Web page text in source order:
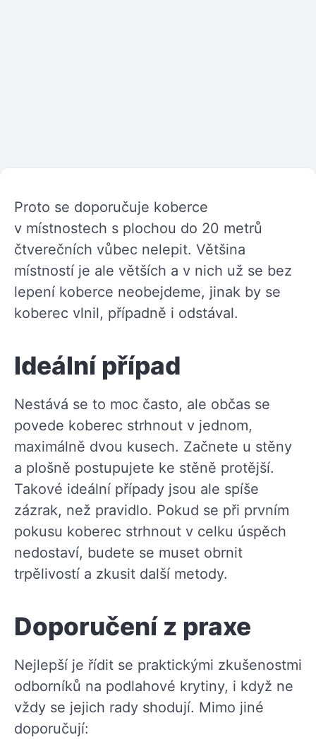
Proto se doporučuje koberce
v místnostech s plochou do 20 metrů
čtverečních vůbec nelepit. Většina
místností je ale větších a v nich už se bez
lepení koberce neobejdeme, jinak by se
koberec vlnil, případně i odstával.
Ideální případ
Nestává se to moc často, ale občas se
povede koberec strhnout v jednom,
maximálně dvou kusech. Začnete u stěny
a plošně postupujete ke stěně protější.
Takové ideální případy jsou ale spíše
zázrak, než pravidlo. Pokud se při prvním
pokusu koberec strhnout v celku úspěch
nedostaví, budete se muset obrnit
trpělivostí a zkusit další metody.
Doporučení z praxe
Nejlepší je řídit se praktickými zkušenostmi
odborníků na podlahové krytiny, i když ne
vždy se jejich rady shodují. Mimo jiné
doporučují: